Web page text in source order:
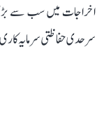
اخراجات میں سب سے
سرحدی حفاظتی سرمایہ